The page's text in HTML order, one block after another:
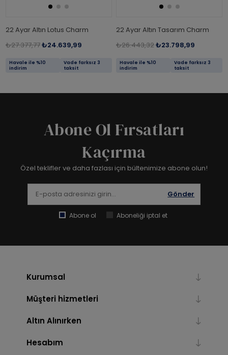
22 Ayar Altın Lotus Charm
₺27.377,77₺24.639,99
Havale ile %10
indirim
Vade farksız 3
taksit
22 Ayar Altın Tasarım Charm
₺26.443,32₺23.798,99
Havale ile %10
indirim
Vade farksız 3
taksit
Abone Ol Fırsatları
Kaçırma
Özel teklifler ve daha fazlası için bültenimize abone olun!
Gönder
Abone ol Aboneliği iptal et
Kurumsal
Müşteri hizmetleri
Altın Alınırken
Hesabım